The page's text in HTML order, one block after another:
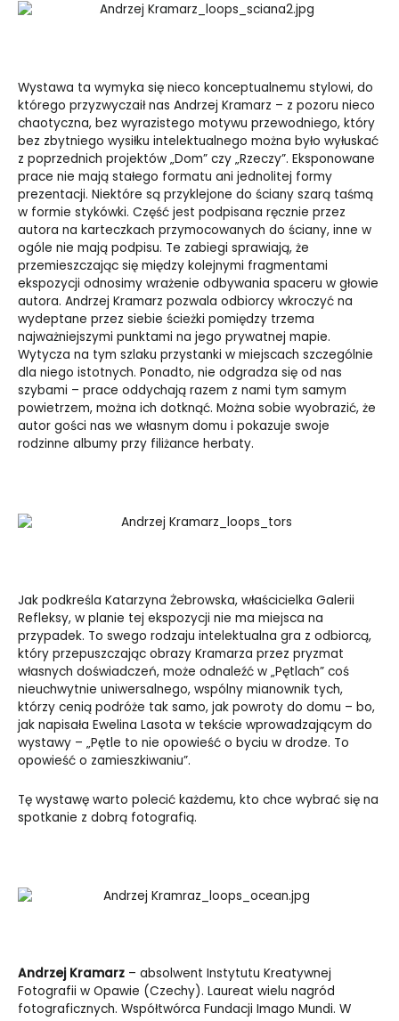
Wystawa ta wymyka się nieco konceptualnemu stylowi, do
którego przyzwyczaił nas Andrzej Kramarz – z pozoru nieco
chaotyczna, bez wyrazistego motywu przewodniego, który
bez zbytniego wysiłku intelektualnego można było wyłuskać
z poprzednich projektów „Dom” czy „Rzeczy”. Eksponowane
prace nie mają stałego formatu ani jednolitej formy
prezentacji. Niektóre są przyklejone do ściany szarą taśmą
w formie stykówki. Część jest podpisana ręcznie przez
autora na karteczkach przymocowanych do ściany, inne w
ogóle nie mają podpisu. Te zabiegi sprawiają, że
przemieszczając się między kolejnymi fragmentami
ekspozycji odnosimy wrażenie odbywania spaceru w głowie
autora. Andrzej Kramarz pozwala odbiorcy wkroczyć na
wydeptane przez siebie ścieżki pomiędzy trzema
najważniejszymi punktami na jego prywatnej mapie.
Wytycza na tym szlaku przystanki w miejscach szczególnie
dla niego istotnych. Ponadto, nie odgradza się od nas
szybami – prace oddychają razem z nami tym samym
powietrzem, można ich dotknąć. Można sobie wyobrazić, że
autor gości nas we własnym domu i pokazuje swoje
rodzinne albumy przy filiżance herbaty.
Jak podkreśla Katarzyna Żebrowska, właścicielka Galerii
Refleksy, w planie tej ekspozycji nie ma miejsca na
przypadek. To swego rodzaju intelektualna gra z odbiorcą,
który przepuszczając obrazy Kramarza przez pryzmat
własnych doświadczeń, może odnaleźć w „Pętlach” coś
nieuchwytnie uniwersalnego, wspólny mianownik tych,
którzy cenią podróże tak samo, jak powroty do domu – bo,
jak napisała Ewelina Lasota w tekście wprowadzającym do
wystawy – „Pętle to nie opowieść o byciu w drodze. To
opowieść o zamieszkiwaniu”.
Tę wystawę warto polecić każdemu, kto chce wybrać się na
spotkanie z dobrą fotografią.
Andrzej Kramarz – absolwent Instytutu Kreatywnej
Fotografii w Opawie (Czechy). Laureat wielu nagród
fotograficznych. Współtwórca Fundacji Imago Mundi. W